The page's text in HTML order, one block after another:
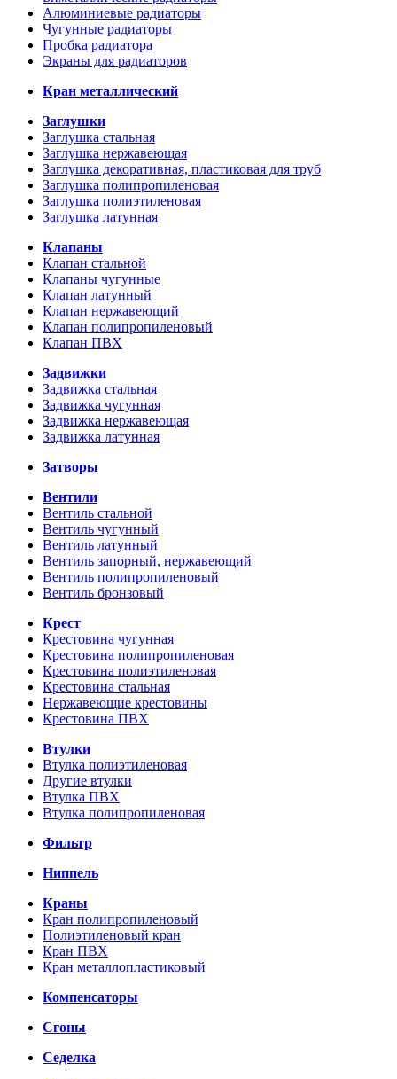
Алюминиевые радиаторы
Чугунные радиаторы
Пробка радиатора
Экраны для радиаторов
Кран металлический
Заглушки
Заглушка стальная
Заглушка нержавеющая
Заглушка декоративная, пластиковая для труб
Заглушка полипропиленовая
Заглушка полиэтиленовая
Заглушка латунная
Клапаны
Клапан стальной
Клапаны чугунные
Клапан латунный
Клапан нержавеющий
Клапан полипропиленовый
Клапан ПВХ
Задвижки
Задвижка стальная
Задвижка чугунная
Задвижка нержавеющая
Задвижка латунная
Затворы
Вентили
Вентиль стальной
Вентиль чугунный
Вентиль латунный
Вентиль запорный, нержавеющий
Вентиль полипропиленовый
Вентиль бронзовый
Крест
Крестовина чугунная
Крестовина полипропиленовая
Крестовина полиэтиленовая
Крестовина стальная
Нержавеющие крестовины
Крестовина ПВХ
Втулки
Втулка полиэтиленовая
Другие втулки
Втулка ПВХ
Втулка полипропиленовая
Фильтр
Ниппель
Краны
Кран полипропиленовый
Полиэтиленовый кран
Кран ПВХ
Кран металлопластиковый
Компенсаторы
Сгоны
Седелка